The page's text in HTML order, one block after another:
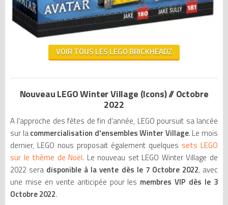
VOIR TOUS LES LEGO BRICKHEADZ
Nouveau LEGO Winter Village (Icons) // Octobre
2022
A l'approche des fêtes de fin d'année, LEGO poursuit sa lancée
sur lacommercialisation d'ensembles Winter Village. Le mois
dernier, LEGO nous proposait également quelques sets LEGO
sur le thème de Noël. Le nouveau set LEGO Winter Village de
2022 sera disponible à la vente dès le 7 Octobre 2022, avec
une mise en vente anticipée pour les membres VIP dès le 3
Octobre 2022.